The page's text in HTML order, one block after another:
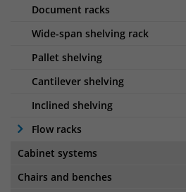
Document racks
Wide-span shelving rack
Pallet shelving
Cantilever shelving
Inclined shelving
Flow racks
Cabinet systems
Chairs and benches